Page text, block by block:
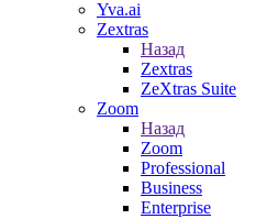
Yva.ai
Zextras
Назад
Zextras
ZeXtras Suite
Zoom
Назад
Zoom
Professional
Business
Enterprise